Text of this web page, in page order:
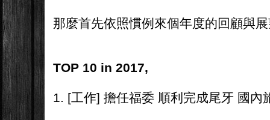
那麼首先依照慣例來個年度的回顧與
TOP 10 in 2017,
1. [工作] 擔任福委 順利完成尾牙 國內